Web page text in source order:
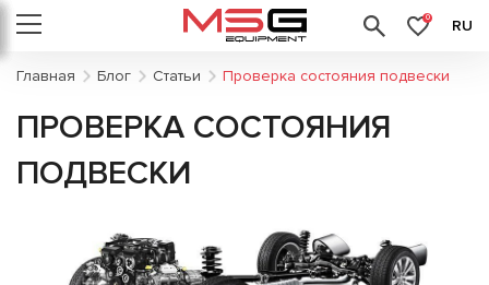
0 RU
Главная Блог Статьи Проверка состояния подвески
ПРОВЕРКА СОСТОЯНИЯ
ПОДВЕСКИ